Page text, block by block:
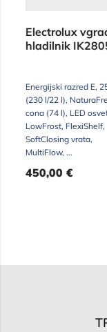
Electrolux
hladilnik
Energijski razred E, 252 l
(230 l/22 l), NaturaFresh
cona (74 l), LED
LowFrost, FlexiShelf,
SoftClosing vrata,
MultiFlow, ...
450,00€